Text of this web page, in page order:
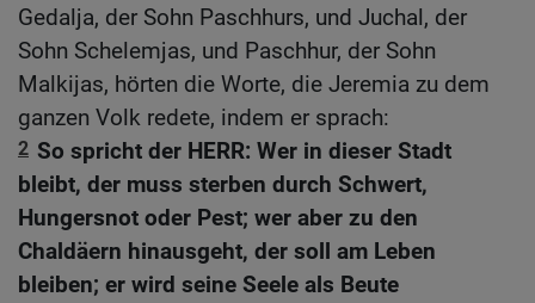
Gedalja, der Sohn Paschhurs, und Juchal, der
Sohn Schelemjas, und Paschhur, der Sohn
Malkijas, hörten die Worte, die Jeremia zu dem
ganzen Volk redete, indem er sprach:
2 So spricht der HERR: Wer in dieser Stadt
bleibt, der muss sterben durch Schwert,
Hungersnot oder Pest; wer aber zu den
Chaldäern hinausgeht, der soll am Leben
bleiben; er wird seine Seele als Beute